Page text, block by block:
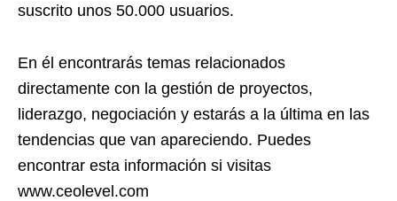
suscrito unos 50.000 usuarios.
En él encontrarás temas relacionados
directamente con la gestión de proyectos,
liderazgo, negociación y estarás a la última en las
tendencias que van apareciendo. Puedes
encontrar esta información si visitas
www.ceolevel.com